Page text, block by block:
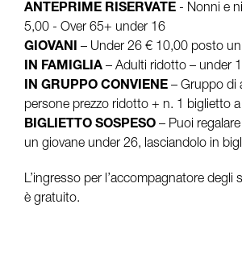
ANTEPRIME RISERVATE - Nonni e
5,00 - Over 65+ under 16
GIOVANI – Under 26 € 10,00 posto
IN FAMIGLIA – Adulti ridotto – under
IN GRUPPO CONVIENE – Gruppo di
persone prezzo ridotto + n. 1 biglietto
BIGLIETTO SOSPESO – Puoi
un giovane under 26, lasciandolo in
L’ingresso per l’accompagnatore degli
è gratuito.